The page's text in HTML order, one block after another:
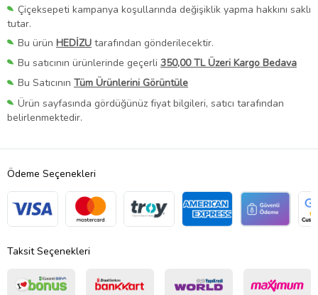
Çiçeksepeti kampanya koşullarında değişiklik yapma hakkını saklı
tutar.
Bu ürün HEDİZU tarafından gönderilecektir.
Bu satıcının ürünlerinde geçerli 350,00 TL Üzeri Kargo Bedava
Bu Satıcının Tüm Ürünlerini Görüntüle
Ürün sayfasında gördüğünüz fiyat bilgileri, satıcı tarafından
belirlenmektedir.
Ödeme Seçenekleri
Taksit Seçenekleri